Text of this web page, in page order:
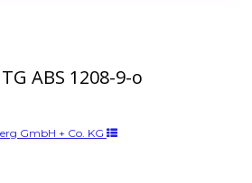
ABS 1208-9-o
GmbH + Co. KG